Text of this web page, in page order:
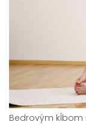
Bedrovým